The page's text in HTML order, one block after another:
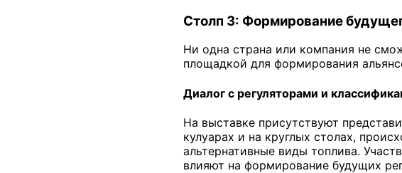
Столп 3: Формирование
Ни одна страна или компания не
площадкой для формирования
Диалог с регуляторами и
На выставке присутствуют
кулуарах и на круглых столах,
альтернативные виды топлива.
влияют на формирование будущих